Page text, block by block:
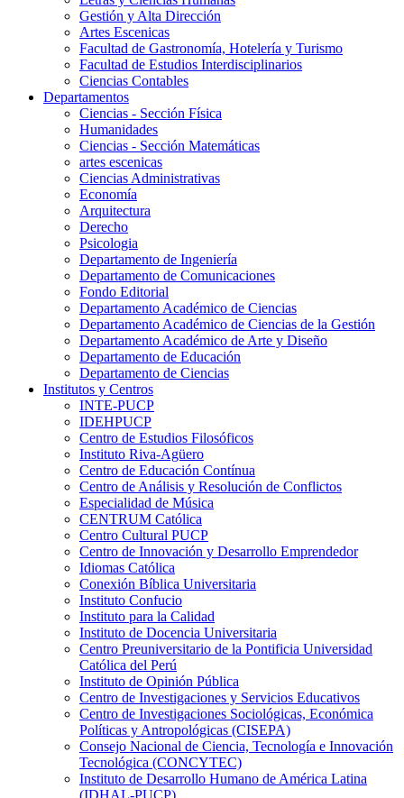
Gestión y Alta Dirección
Artes Escenicas
Facultad de Gastronomía, Hotelería y Turismo
Facultad de Estudios Interdisciplinarios
Ciencias Contables
Departamentos
Ciencias - Sección Física
Humanidades
Ciencias - Sección Matemáticas
artes escenicas
Ciencias Administrativas
Economía
Arquitectura
Derecho
Psicologia
Departamento de Ingeniería
Departamento de Comunicaciones
Fondo Editorial
Departamento Académico de Ciencias
Departamento Académico de Ciencias de la Gestión
Departamento Académico de Arte y Diseño
Departamento de Educación
Departamento de Ciencias
Institutos y Centros
INTE-PUCP
IDEHPUCP
Centro de Estudios Filosóficos
Instituto Riva-Agüero
Centro de Educación Contínua
Centro de Análisis y Resolución de Conflictos
Especialidad de Música
CENTRUM Católica
Centro Cultural PUCP
Centro de Innovación y Desarrollo Emprendedor
Idiomas Católica
Conexión Bíblica Universitaria
Instituto Confucio
Instituto para la Calidad
Instituto de Docencia Universitaria
Centro Preuniversitario de la Pontificia Universidad
Católica del Perú
Instituto de Opinión Pública
Centro de Investigaciones y Servicios Educativos
Centro de Investigaciones Sociológicas, Económica
Políticas y Antropológicas (CISEPA)
Consejo Nacional de Ciencia, Tecnología e Innovación
Tecnológica (CONCYTEC)
Instituto de Desarrollo Humano de América Latina
(IDHAL-PUCP)